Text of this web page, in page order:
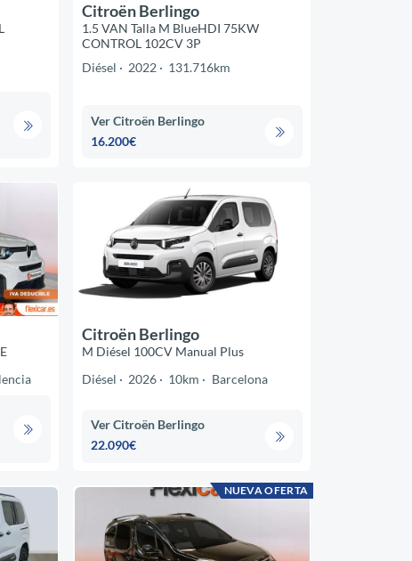
Citroën Berlingo
1.5 VAN Talla M BlueHDI 75KW
CONTROL 102CV 3P
Diésel
2022 131.716km
Ver Citroën Berlingo
16.200€
Citroën Berlingo
M Diésel 100CV Manual Plus
Diésel
2026 10km Barcelona
Ver Citroën Berlingo
22.090€
NUEVA OFERTA